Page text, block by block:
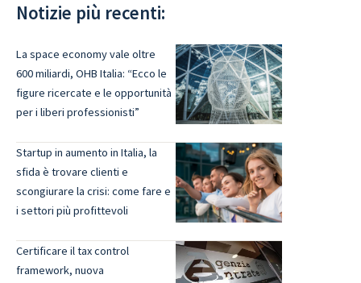
Notizie più recenti:
La space economy vale oltre
600 miliardi, OHB Italia: “Ecco le
figure ricercate e le opportunità
per i liberi professionisti”
Startup in aumento in Italia, la
sfida è trovare clienti e
scongiurare la crisi: come fare e
i settori più profittevoli
Certificare il tax control
framework, nuova